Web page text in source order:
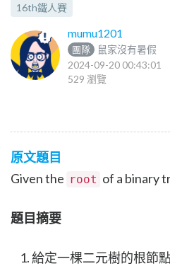
16th鐵人賽
mumu1201
團隊
鼠家沒有暑假
2024-09-20 00:43:01
529 瀏覽
原文題目
Given the root of a binary
題目摘要
給定一棵二元樹的根節